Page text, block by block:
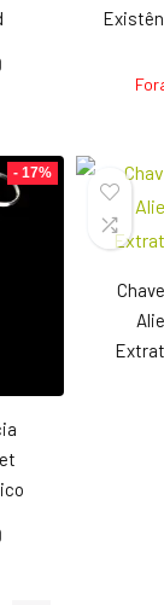
O
R$4,90.
- 17%
O